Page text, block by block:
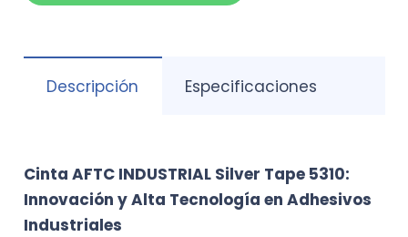
Descripción Especificaciones
Cinta AFTC INDUSTRIAL Silver Tape 5310:
Innovación y Alta Tecnología en Adhesivos
Industriales